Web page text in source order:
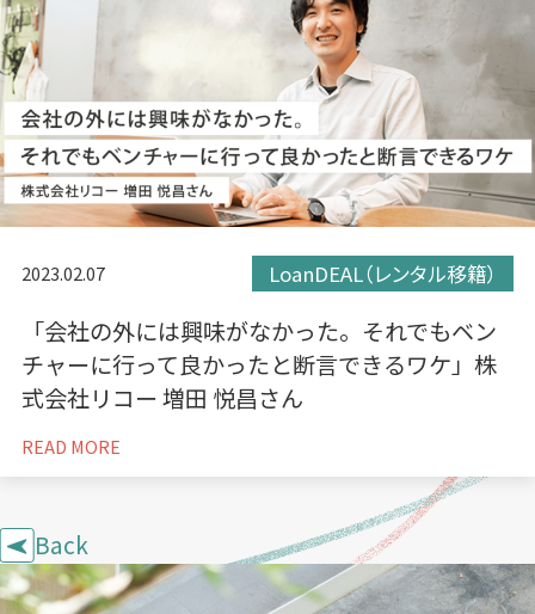
2023.02.07 LoanDEAL（レンタル移籍）
「会社の外には興味がなかった。それでもベン
チャーに行って良かったと断言できるワケ」株
式会社リコー 増田 悦昌さん
READ MORE
Back